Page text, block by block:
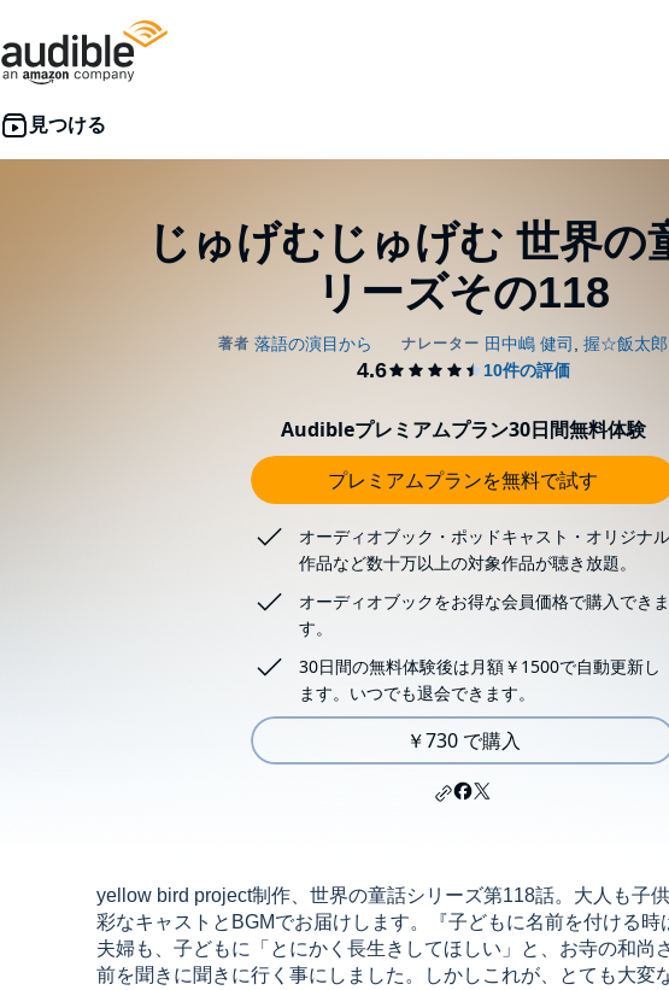
じゅげむじゅげむ 世界の
リーズその118
Audibleプレミアムプラン30日間無料体験
プレミアムプランを無料で試す
オーディオブック・ポッドキャスト・オリジナル
作品など数十万以上の対象作品が聴き放題。
オーディオブックをお得な会員価格で購入できま
す。
30日間の無料体験後は月額￥1500で自動更新し
ます。いつでも退会できます。
￥730 で購入
yellow bird project制作、世界の童話シリーズ第118話。大人も子
彩なキャストとBGMでお届けします。『子どもに名前を付ける
夫婦も、子どもに「とにかく長生きしてほしい」と、お寺の和尚
前を聞きに聞きに行く事にしました。しかしこれが、とても大変